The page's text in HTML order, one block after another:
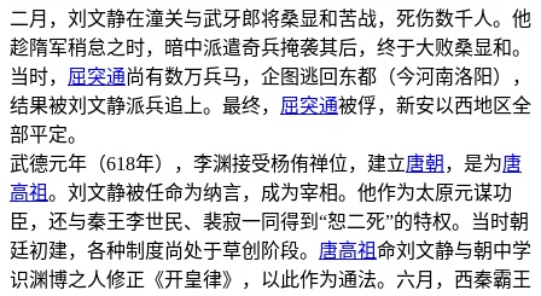
二月，刘文静在潼关与武牙郎将桑显和苦战，死伤数千人。他
趁隋军稍怠之时，暗中派遣奇兵掩袭其后，终于大败桑显和。
当时， 屈突通尚有数万兵马，企图逃回东都（今河南洛阳），
结果被刘文静派兵追上。最终， 屈突通被俘，新安以西地区全
部平定。
武德元年（618年），李渊接受杨侑禅位，建立唐朝 ，是为唐
高祖。刘文静被任命为纳言，成为宰相。他作为太原元谋功
臣，还与秦王李世民、裴寂一同得到“恕二死”的特权。当时朝
廷初建，各种制度尚处于草创阶段。 唐高祖命刘文静与朝中学
识渊博之人修正《开皇律》，以此作为通法。六月，西秦霸王